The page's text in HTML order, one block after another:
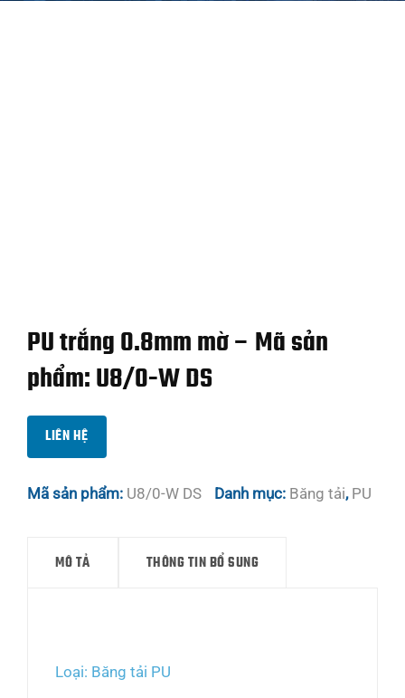
PU trắng 0.8mm mờ – Mã sản
phẩm: U8/0-W DS
LIÊN HỆ
Mã sản phẩm: U8/0-W DS Danh mục: Băng tải, PU
MÔ TẢ THÔNG TIN BỔ SUNG
Loại: Băng tải PU